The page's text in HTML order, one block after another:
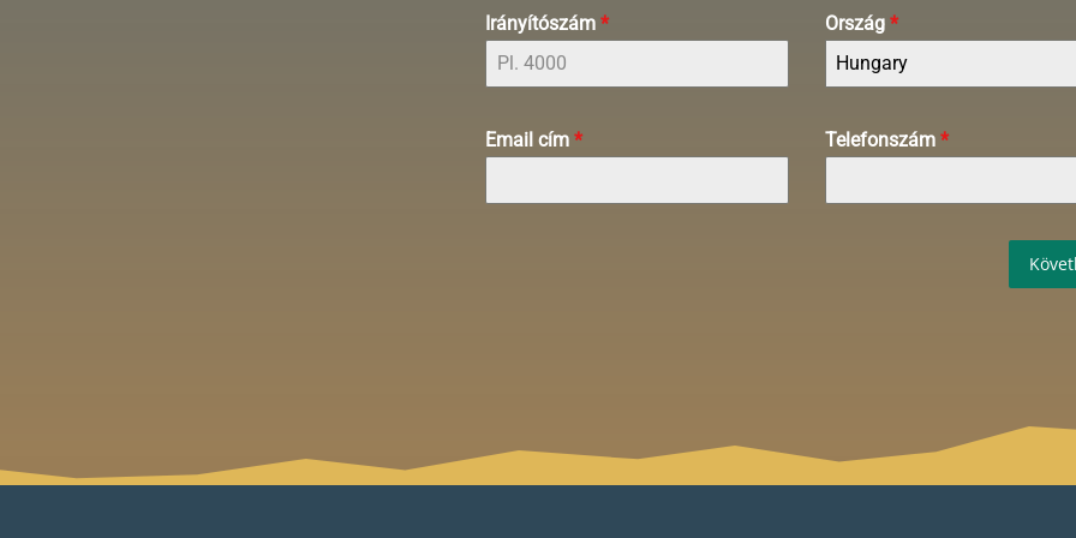
Irányítószám * Ország *
Hungary
Email cím * Telefonszám *